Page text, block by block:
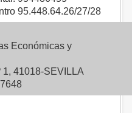
95.448.64.26/27/28
Económicas y
1, 41018-SEVILLA